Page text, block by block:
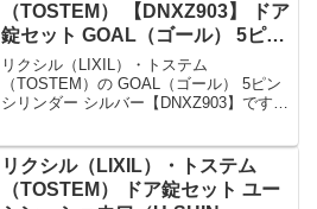
（TOSTEM） 【DNXZ903】 ドア
錠セット GOAL（ゴール） 5ピン
シリンダー 勝手口ドア用 シルバ
ー
リクシル（LIXIL）・トステム
（TOSTEM）の GOAL（ゴール） 5ピン
シリンダー シルバー【DNXZ903】です。
内容ハンドルセット×1、シリンダー錠セ
ット×1...
リクシル（LIXIL）・トステム
（TOSTEM） ドア錠セット ユー